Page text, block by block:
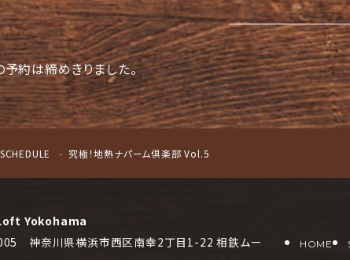
予約は締めきりました。
SCHEDULE 究極！地熱ナパーム倶楽部 Vol.5
Yokohama
神奈川県横浜市西区南幸2丁目1-22 相鉄ムー
HOME